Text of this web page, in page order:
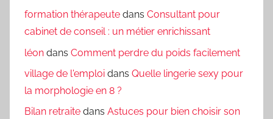
formation thérapeute dans Consultant pour
cabinet de conseil : un métier enrichissant
léon dans Comment perdre du poids facilement
village de l'emploi dans Quelle lingerie sexy pour
la morphologie en 8 ?
Bilan retraite dans Astuces pour bien choisir son